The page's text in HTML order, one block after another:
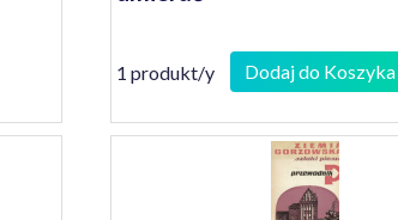
1 produkt/y Dodaj do Koszyka